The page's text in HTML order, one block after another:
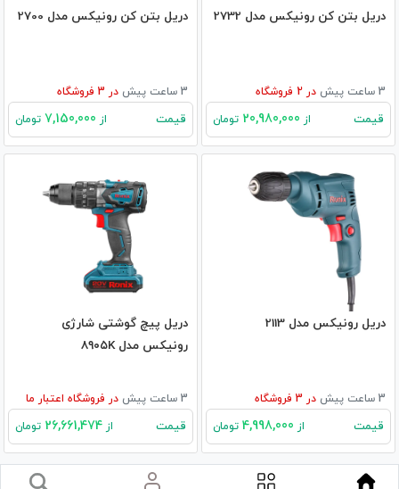
دریل بتن کن رونیکس مدل 2732
3 ساعت پیش در فروشگاه
قیمت از تومان
دریل بتن کن رونیکس مدل 2700
3 ساعت پیش در فروشگاه
قیمت از تومان
دریل رونیکس مدل 2113
3 ساعت پیش در فروشگاه
قیمت از تومان
دریل پیچ گوشتی شارژی
رونیکس مدل ۸۹۰۵K
3 ساعت پیش در فروشگاه اعتبار ما
قیمت از تومان